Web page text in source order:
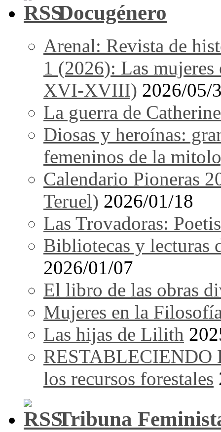
Docugénero
Arenal: Revista de
1 (2026): Las
XVI-XVIII) 2026/05/
La guerra de Catherine
Diosas y heroínas:
femeninos de la
Calendario Pioneras
Teruel) 2026/01/18
Las Trovadoras:
Bibliotecas y lecturas
2026/01/07
El libro de las obras
Mujeres en la
Las hijas de Lilith
RESTABLECIENDO
los recursos forestales
Tribuna